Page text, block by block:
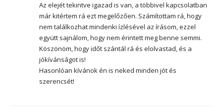
Az elejét tekintve igazad is van, a többivel kapcsolatban
már kitértem rá ezt megelőzően. Számítottam rá, hogy
nem találkozhat mindenki ízlésével az írásom, ezzel
együtt sajnálom, hogy nem érintett meg benne semmi.
Köszönöm, hogy időt szántál rá és elolvastad, és a
jókívánságot is!
Hasonlóan kívánok én is neked minden jót és
szerencsét!